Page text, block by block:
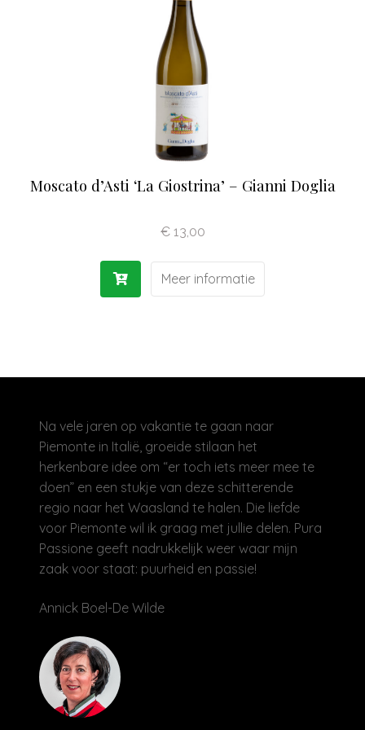
Moscato d’Asti ‘La Giostrina’ – Gianni Doglia
€13,00
Meer informatie
Na vele jaren op vakantie te gaan naar
Piemonte in Italië, groeide stilaan het
herkenbare idee om “er toch iets meer mee te
doen” en een stukje van deze schitterende
regio naar het Waasland te halen. Die liefde
voor Piemonte wil ik graag met jullie delen. Pura
Passione geeft nadrukkelijk weer waar mijn
zaak voor staat: puurheid en passie!
Annick Boel-De Wilde